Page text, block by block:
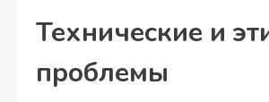
Технические и
проблемы